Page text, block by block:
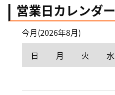
営業日カレンダー
今月(2026年8月)
日
月 火 水